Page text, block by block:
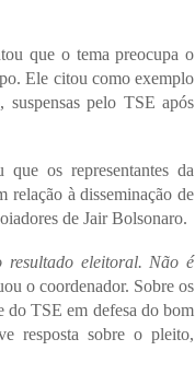
que o tema preocupa o
Ele citou como exemplo
pelo TSE após
os representantes da
relação à disseminação de
de Jair Bolsonaro.
resultado eleitoral. Não é
o coordenador. Sobre os
do TSE em defesa do bom
resposta sobre o pleito,